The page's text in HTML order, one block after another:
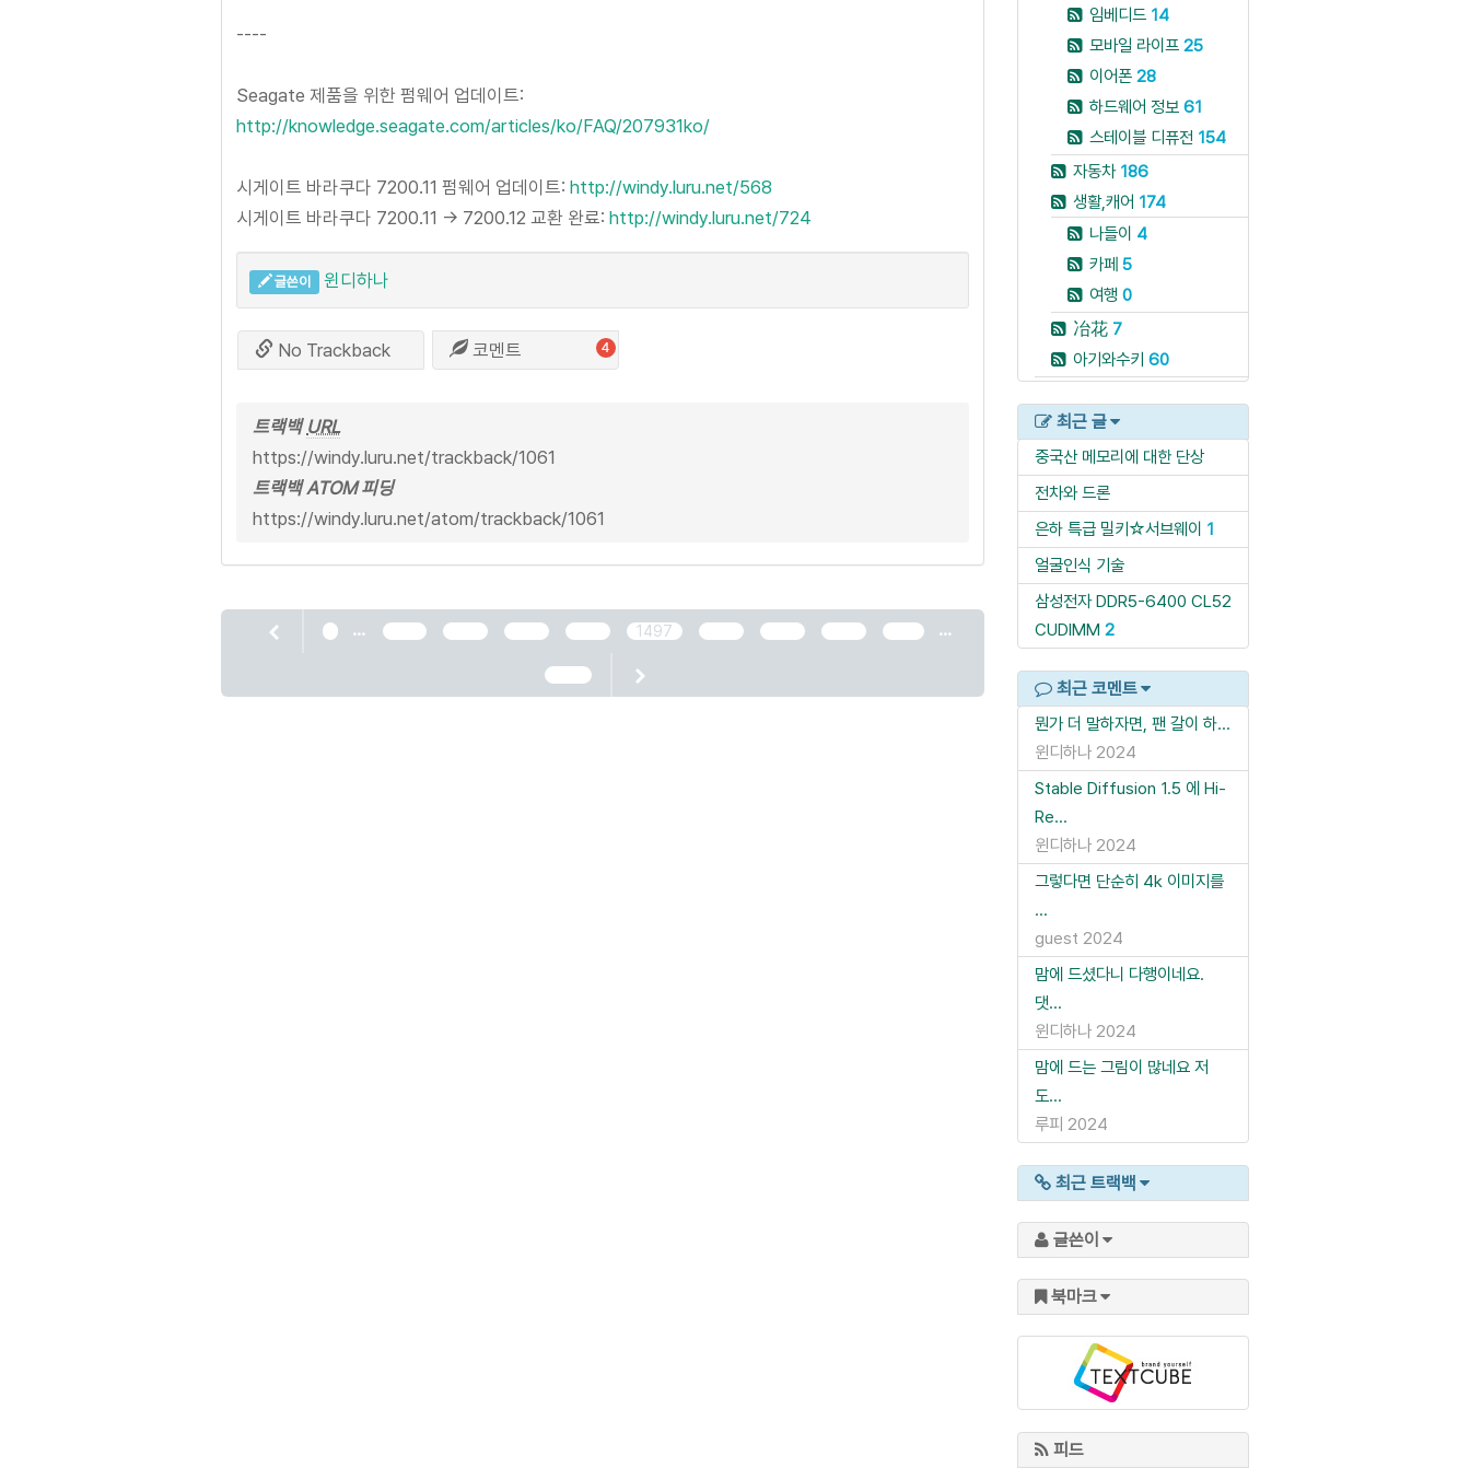
----
Seagate 제품을 위한 펌웨어 업데이트:
http://knowledge.seagate.com/articles/ko/FAQ/207931ko/
시게이트 바라쿠다 7200.11 펌웨어 업데이트: http://windy.luru.net/568
시게이트 바라쿠다 7200.11 → 7200.12 교환 완료: http://windy.luru.net/724
글쓴이 윈디하나
No Trackback 코멘트 4
트랙백 URL
https://windy.luru.net/trackback/1061
트랙백 ATOM 피딩
https://windy.luru.net/atom/trackback/1061
... 1497 ...
임베디드 14
모바일 라이프 25
이어폰 28
하드웨어 정보 61
스테이블 디퓨전 154
자동차 186
생활,캐어 174
나들이 4
카페 5
여행 0
冶花 7
아기와수키 60
최근 글
중국산 메모리에 대한 단상
전차와 드론
은하 특급 밀키☆서브웨이 1
얼굴인식 기술
삼성전자 DDR5-6400 CL52
CUDIMM 2
최근 코멘트
뭔가 더 말하자면, 팬 갈이 하...
윈디하나 2024
Stable Diffusion 1.5 에 Hi-
Re...
윈디하나 2024
그렇다면 단순히 4k 이미지를
...
guest 2024
맘에 드셨다니 다행이네요.
댓...
윈디하나 2024
맘에 드는 그림이 많네요 저
도...
루피 2024
최근 트랙백
글쓴이
북마크
피드